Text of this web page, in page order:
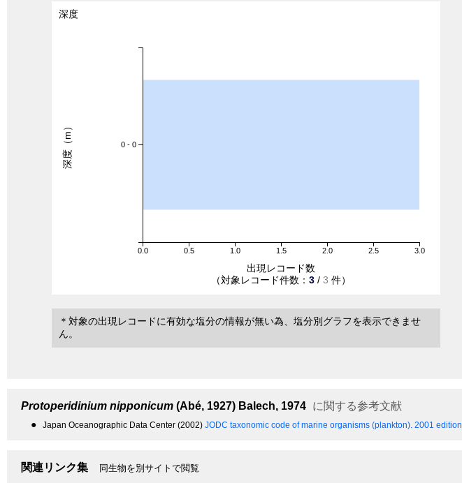
深度
0.0 0.5 1.0 1.5 2.0 2.5 3.0
0 - 0
出現レコード数
（対象レコード件数： 3 / 3 件）
深度（m）
＊対象の出現レコードに有効な塩分の情報が無い為、塩分別グラフを表示できませ
ん。
Protoperidinium nipponicum (Abé, 1927) Balech, 1974 に関する参考文献
● Japan Oceanographic Data Center (2002) JODC taxonomic code of marine organisms (plankton). 2001 edition.
関連リンク集 同生物を別サイトで閲覧